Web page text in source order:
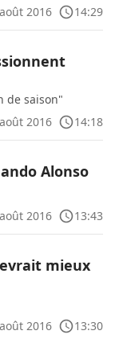
2016
14:29
de saison"
2016
14:18
Alonso
2016
13:43
mieux
2016
13:30